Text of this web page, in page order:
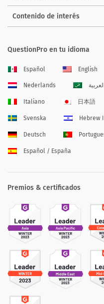
Contenido de interés
QuestionPro en tu idioma
Español English
Nederlands العربية
Italiano 日本語
Svenska Hebrew
Deutsch
Español / España
Premios & certificados